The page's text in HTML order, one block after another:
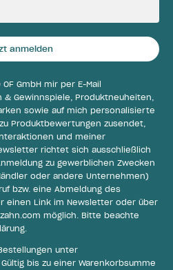
anmelden
GmbH mir per E-Mail
Gewinnspiele, Produktneuheiten,
sowie auf mich personalisierte
Produktbewertungen zusendet,
und meiner
richtet sich ausschließlich
zu gewerblichen Zwecken
oder andere Unternehmen)
bzw. eine Abmeldung des
einen Link im Newsletter oder über
möglich. Bitte beachte
.
unter
Gültig bis zu einer Warenkorbsumme